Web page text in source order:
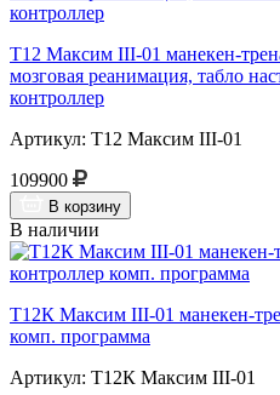
Т12 Максим III-01 манекен-
мозговая реанимация, табло
контроллер
Артикул: Т12 Максим III-01
109900
В корзину
В наличии
Т12К Максим III-01 манекен-
комп. программа
Артикул: Т12К Максим III-01